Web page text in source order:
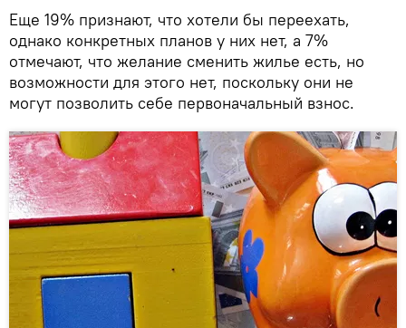
Еще 19% признают, что хотели бы переехать,
однако конкретных планов у них нет, а 7%
отмечают, что желание сменить жилье есть, но
возможности для этого нет, поскольку они не
могут позволить себе первоначальный взнос.